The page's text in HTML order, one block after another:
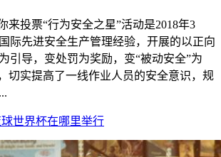
来投票“行为安全之星”活动是2018年3
际先进安全生产管理经验，开展的以正向
引导，变处罚为奖励，变“被动安全”为
切实提高了一线作业人员的安全意识，规
世界杯在哪里举行